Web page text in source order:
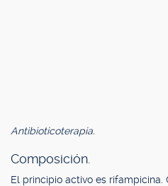
Antibioticoterapia.
Composición.
El principio activo es rifampicina.